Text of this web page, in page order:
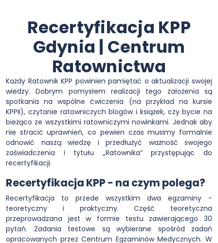
Recertyfikacja KPP
Gdynia | Centrum
Ratownictwa
Każdy Ratownik KPP powinien pamiętać o aktualizacji swojej
wiedzy. Dobrym pomysłem realizacji tego założenia są
spotkania na wspólne ćwiczenia (na przykład na kursie
KPPII), czytanie ratowniczych blogów i książek, czy bycie na
bieżąco ze wszystkimi ratowniczymi nowinkami. Jednak aby
nie stracić uprawnień, co pewien czas musimy formalnie
odnowić naszą wiedzę i przedłużyć ważność swojego
zaświadczenia i tytułu ,,Ratownika” przystępując do
recertyfikacji.
Recertyfikacja KPP - na czym polega?
Recertyfikacja to przede wszystkim dwa egzaminy -
teoretyczny i praktyczny. Część teoretyczna
przeprowadzana jest w formie testu zawierającego 30
pytań. Zadania testowe są wybierane spośród zadań
opracowanych przez Centrum Egzaminów Medycznych. W